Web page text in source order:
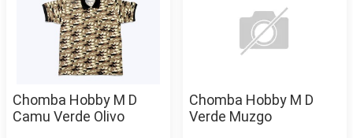
Chomba Hobby M D
Camu Verde Olivo
Chomba Hobby M D
Verde Muzgo